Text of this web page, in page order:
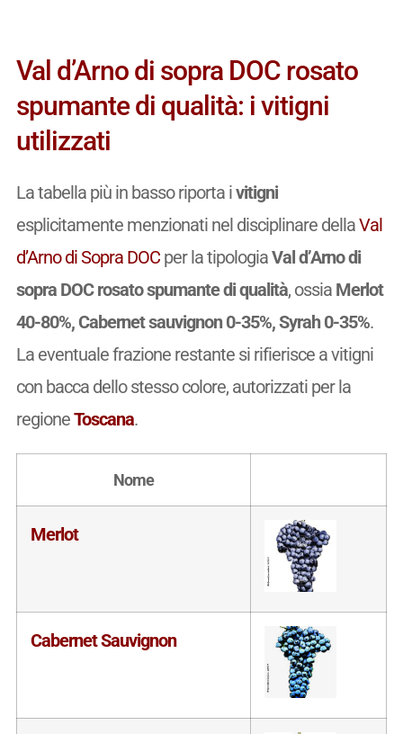
Val d’Arno di sopra DOC rosato
spumante di qualità: i vitigni
utilizzati
La tabella più in basso riporta ivitigni
esplicitamente menzionati nel disciplinare dellaVal
d’Arno di Sopra DOCper la tipologiaVal d’Arno di
sopra DOC rosato spumante di qualità, ossia Merlot
40-80%, Cabernet sauvignon 0-35%, Syrah 0-35%.
La eventuale frazione restante si rifierisce a vitigni
con bacca dello stesso colore, autorizzati per la
regioneToscana.
Nome
Merlot
Cabernet Sauvignon